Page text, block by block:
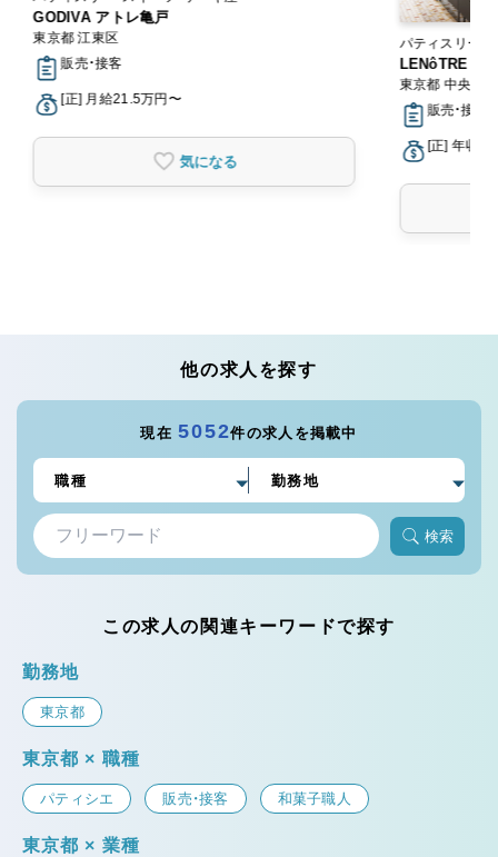
GODIVA アトレ亀戸
東京都 江東区
販売・接客
[正] 月給21.5万円〜
気になる
パティスリー・
LENôTRE＜
東京都 中央区
販売・接客
[正] 年収
他の求人を探す
現在5052件の求人を掲載中
検索
この求人の関連キーワードで探す
勤務地
東京都
東京都 × 職種
パティシエ 販売・接客 和菓子職人
東京都 × 業種